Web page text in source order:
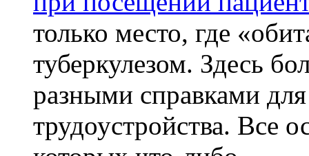
только место, где
туберкулезом. Здесь
разными справками
трудоустройства. Все